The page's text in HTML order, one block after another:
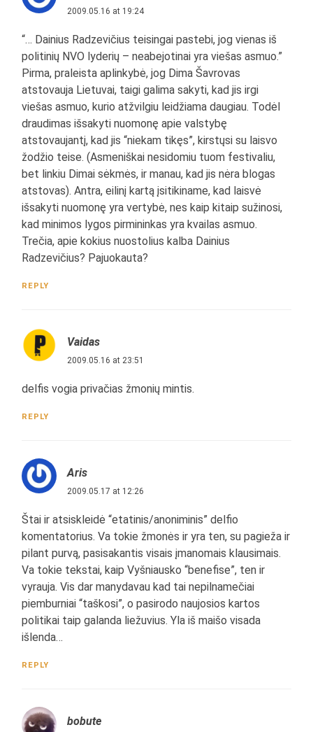
2009.05.16 at 19:24
“… Dainius Radzevičius teisingai pastebi, jog vienas iš
politinių NVO lyderių – neabejotinai yra viešas asmuo.”
Pirma, praleista aplinkybė, jog Dima Šavrovas
atstovauja Lietuvai, taigi galima sakyti, kad jis irgi
viešas asmuo, kurio atžvilgiu leidžiama daugiau. Todėl
draudimas išsakyti nuomonę apie valstybę
atstovaujantį, kad jis “niekam tikęs”, kirstųsi su laisvo
žodžio teise. (Asmeniškai nesidomiu tuom festivaliu,
bet linkiu Dimai sėkmės, ir manau, kad jis nėra blogas
atstovas). Antra, eilinį kartą įsitikiname, kad laisvė
išsakyti nuomonę yra vertybė, nes kaip kitaip sužinosi,
kad minimos lygos pirmininkas yra kvailas asmuo.
Trečia, apie kokius nuostolius kalba Dainius
Radzevičius? Pajuokauta?
REPLY
Vaidas
2009.05.16 at 23:51
delfis vogia privačias žmonių mintis.
REPLY
Aris
2009.05.17 at 12:26
Štai ir atsiskleidė “etatinis/anoniminis” delfio
komentatorius. Va tokie žmonės ir yra ten, su pagieža ir
pilant purvą, pasisakantis visais įmanomais klausimais.
Va tokie tekstai, kaip Vyšniausko “benefise”, ten ir
vyrauja. Vis dar manydavau kad tai nepilnamečiai
piemburniai “taškosi”, o pasirodo naujosios kartos
politikai taip galanda liežuvius. Yla iš maišo visada
išlenda…
REPLY
bobute